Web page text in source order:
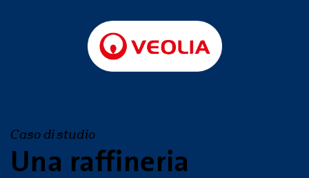
Caso di studio
Una raffineria